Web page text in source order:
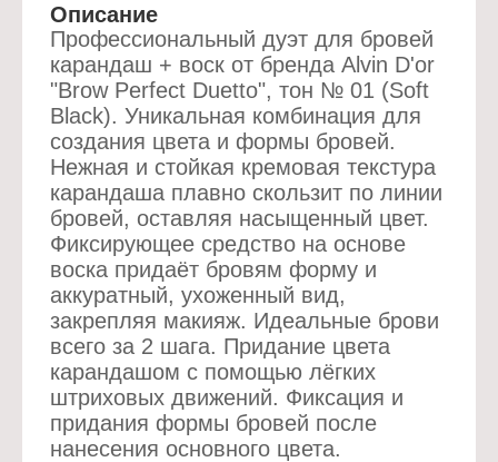
Описание
Профессиональный дуэт для бровей
карандаш + воск от бренда Alvin D'or
"Brow Perfect Duetto", тон № 01 (Soft
Black). Уникальная комбинация для
создания цвета и формы бровей.
Нежная и стойкая кремовая текстура
карандаша плавно скользит по линии
бровей, оставляя насыщенный цвет.
Фиксирующее средство на основе
воска придаёт бровям форму и
аккуратный, ухоженный вид,
закрепляя макияж. Идеальные брови
всего за 2 шага. Придание цвета
карандашом с помощью лёгких
штриховых движений. Фиксация и
придания формы бровей после
нанесения основного цвета.